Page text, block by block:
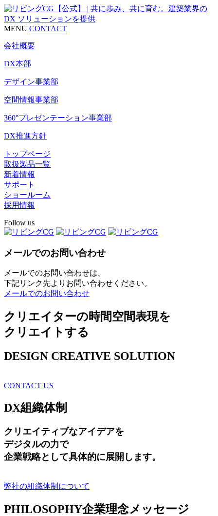
MENU CONTACT
会社概要
DX本部
デザイン事業部
空間情報事業部
360°プレゼンテーション事業部
DX推進方針
トップページ
取扱製品一覧
新着情報
サポート
ショールーム
採用情報
Follow us
メールでのお問い合わせ
メールでのお問い合わせは、
下記リンク先よりお問い合わせください。
メールでのお問い合わせ
クリエイターの時間空間表現を
クリエイトする
DESIGN CREATIVE SOLUTION
CONTACT US
DX組織体制
クリエイティブなアイデアを
デジタルの力で
企業戦略として具体的に展開します。
弊社の組織体制について
PHILOSOPHY企業理念メッセージ